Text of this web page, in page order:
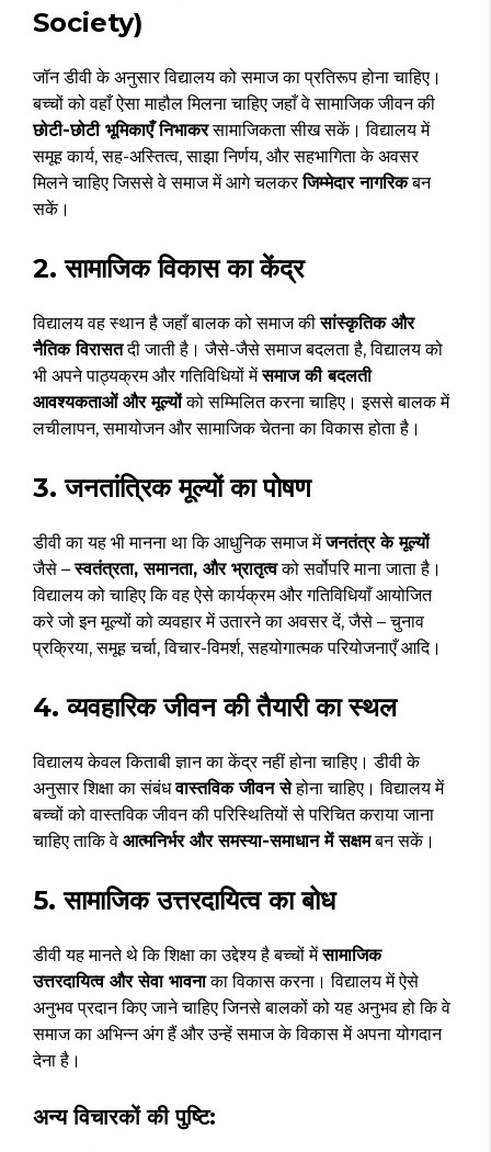
Society)
जॉन डीवी के अनुसार विद्यालय को समाज का प्रतिरूप होना चाहिए।
बच्चों को वहाँ ऐसा माहौल मिलना चाहिए जहाँ वे सामाजिक जीवन की
छोटी-छोटी भूमिकाएँ निभाकरसामाजिकता सीख सकें। विद्यालय में
समूह कार्य, सह-अस्तित्व, साझा निर्णय, और सहभागिता के अवसर
मिलने चाहिए जिससे वे समाज में आगे चलकरजिम्मेदार नागरिकबन
सकें।
2. सामाजिक विकास का केंद्र
विद्यालय वह स्थान है जहाँ बालक को समाज कीसांस्कृतिक और
नैतिक विरासतदी जाती है। जैसे-जैसे समाज बदलता है, विद्यालय को
भी अपने पाठ्यक्रम और गतिविधियों मेंसमाज की बदलती
आवश्यकताओं और मूल्योंको सम्मिलित करना चाहिए। इससे बालक में
लचीलापन, समायोजन और सामाजिक चेतना का विकास होता है।
3. जनतांत्रिक मूल्यों का पोषण
डीवी का यह भी मानना था कि आधुनिक समाज मेंजनतंत्र के मूल्यों
जैसे –स्वतंत्रता, समानता, और भ्रातृत्वको सर्वोपरि माना जाता है।
विद्यालय को चाहिए कि वह ऐसे कार्यक्रम और गतिविधियाँ आयोजित
करे जो इन मूल्यों को व्यवहार में उतारने का अवसर दें, जैसे – चुनाव
प्रक्रिया, समूह चर्चा, विचार-विमर्श, सहयोगात्मक परियोजनाएँ आदि।
4. व्यवहारिक जीवन की तैयारी का स्थल
विद्यालय केवल किताबी ज्ञान का केंद्र नहीं होना चाहिए। डीवी के
अनुसार शिक्षा का संबंधवास्तविक जीवन सेहोना चाहिए। विद्यालय में
बच्चों को वास्तविक जीवन की परिस्थितियों से परिचित कराया जाना
चाहिए ताकि वे आत्मनिर्भर और समस्या-समाधान में सक्षमबन सकें।
5. सामाजिक उत्तरदायित्व का बोध
डीवी यह मानते थे कि शिक्षा का उद्देश्य है बच्चों मेंसामाजिक
उत्तरदायित्व और सेवा भावनाका विकास करना। विद्यालय में ऐसे
अनुभव प्रदान किए जाने चाहिए जिनसे बालकों को यह अनुभव हो कि वे
समाज का अभिन्न अंग हैं और उन्हें समाज के विकास में अपना योगदान
देना है।
अन्य विचारकों की पुष्टि: